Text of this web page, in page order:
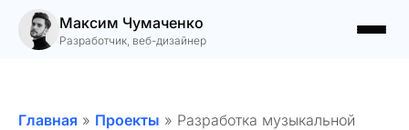
Максим Чумаченко
Разработчик, веб-дизайнер
Главная » Проекты » Разработка музыкальной